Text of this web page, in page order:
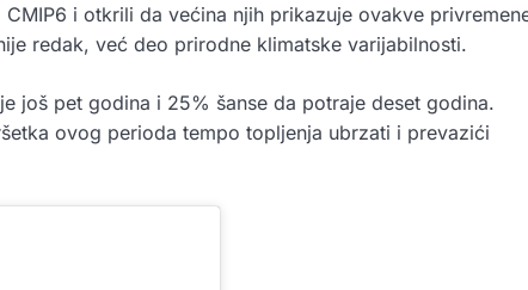
i otkrili da većina njih prikazuje ovakve
redak, već deo prirodne klimatske varijabilnosti.
još pet godina i 25% šanse da potraje deset godina.
ovog perioda tempo topljenja ubrzati i prevazići